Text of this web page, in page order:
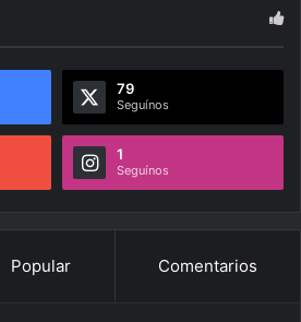
79
Seguínos
1
Seguínos
Popular Comentarios